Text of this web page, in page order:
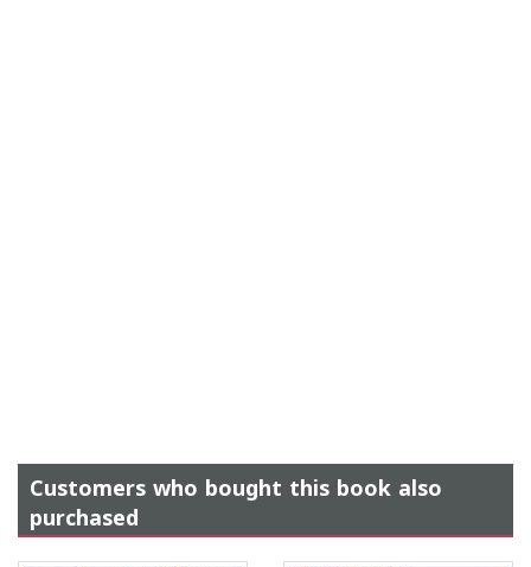
Customers who bought this book also
purchased